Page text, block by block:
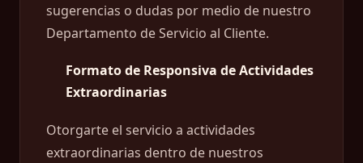
sugerencias o dudas por medio de nuestro
Departamento de Servicio al Cliente.
Formato de Responsiva de Actividades
Extraordinarias
Otorgarte el servicio a actividades
extraordinarias dentro de nuestros